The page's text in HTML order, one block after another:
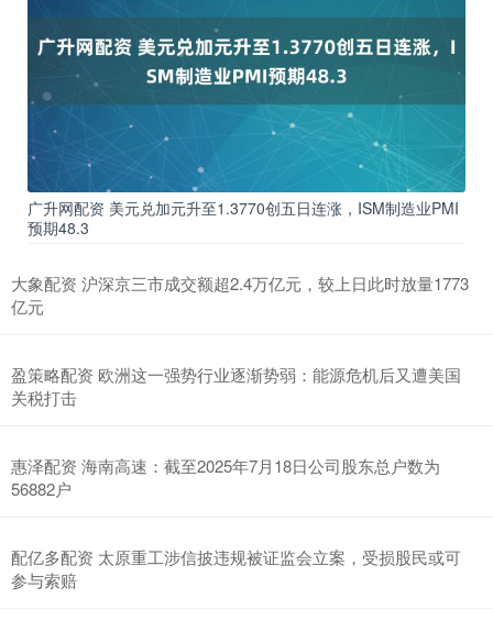
广升网配资 美元兑加元升至1.3770创五日连涨，ISM制造业PMI
预期48.3
大象配资 沪深京三市成交额超2.4万亿元，较上日此时放量1773
亿元
盈策略配资 欧洲这一强势行业逐渐势弱：能源危机后又遭美国
关税打击
惠泽配资 海南高速：截至2025年7月18日公司股东总户数为
56882户
配亿多配资 太原重工涉信披违规被证监会立案，受损股民或可
参与索赔